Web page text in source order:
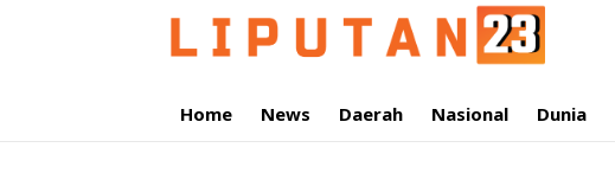
Home News Daerah Nasional Dunia